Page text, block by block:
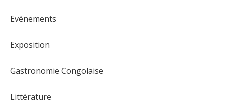
Evénements
Exposition
Gastronomie Congolaise
Littérature